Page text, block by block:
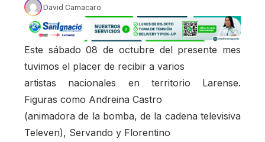
David Camacaro
Este sábado 08 de octubre del presente mes
tuvimos el placer de recibir a varios
artistas nacionales en territorio Larense.
Figuras como Andreina Castro
(animadora de la bomba, de la cadena televisiva
Televen), Servando y Florentino